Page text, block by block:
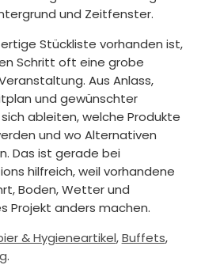
und Zeitfenster.
Stückliste vorhanden ist,
Schritt oft eine grobe
Aus Anlass,
und gewünschter
ableiten, welche Produkte
und wo Alternativen
Das ist gerade bei
hilfreich, weil vorhandene
Boden, Wetter und
Projekt anders machen.
& Hygieneartikel,Buffets,
.